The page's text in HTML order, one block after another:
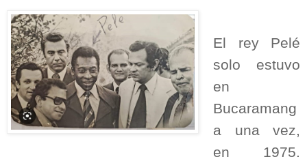
El rey Pelé
solo estuvo
en
Bucaramang
a una vez,
en 1975,